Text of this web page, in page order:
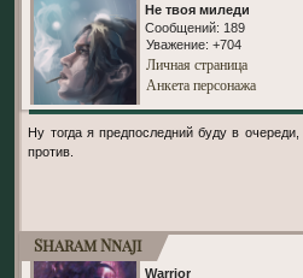
Не твоя миледи
Сообщений: 189
Уважение: +704
Личная страница
Анкета персонажа
Ну тогда я предпоследний буду в
против.
Sharam Nnaji
Warrior